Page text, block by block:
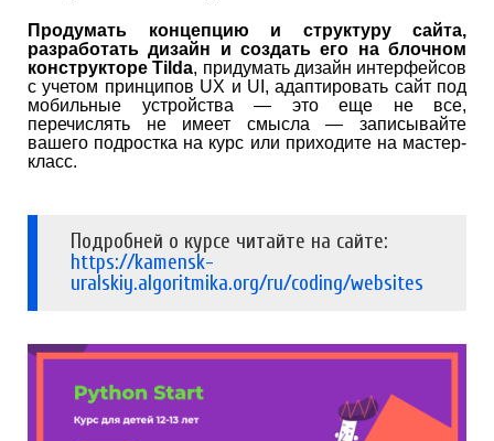
Продумать концепцию и структуру сайта,
разработать дизайн и создать его на блочном
конструкторе Tilda, придумать дизайн интерфейсов
с учетом принципов UX и UI, адаптировать сайт под
мобильные устройства — это еще не все,
перечислять не имеет смысла — записывайте
вашего подростка на курс или приходите на мастер-
класс.
Подробней о курсе читайте на сайте:
https://kamensk-
uralskiy.algoritmika.org/ru/coding/websites